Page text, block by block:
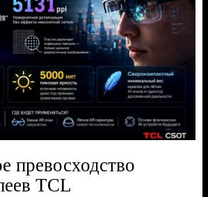
превосходство
TCL